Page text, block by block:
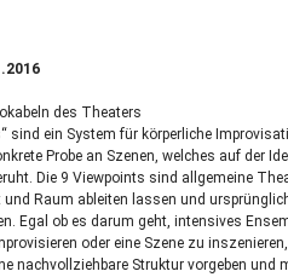
des Theaters
sind ein System für körperliche
Probe an Szenen, welches auf der
Die 9 Viewpoints sind allgemeine
und Raum ableiten lassen und
Egal ob es darum geht, intensives
oder eine Szene zu
nachvollziehbare Struktur vorgeben und